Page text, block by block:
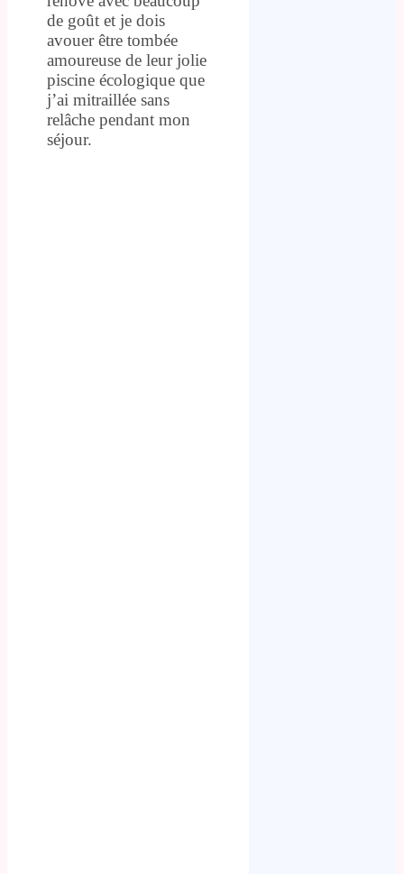
de goût et je dois
avouer être tombée
amoureuse de leur jolie
piscine écologique que
j’ai mitraillée sans
relâche pendant mon
séjour.